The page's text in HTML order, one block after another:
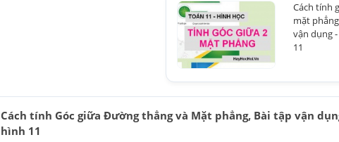
Cách tính
mặt
vận dụng
11
Cách tính Góc giữa Đường thẳng và Mặt phẳng, Bài tập vận
hình 11